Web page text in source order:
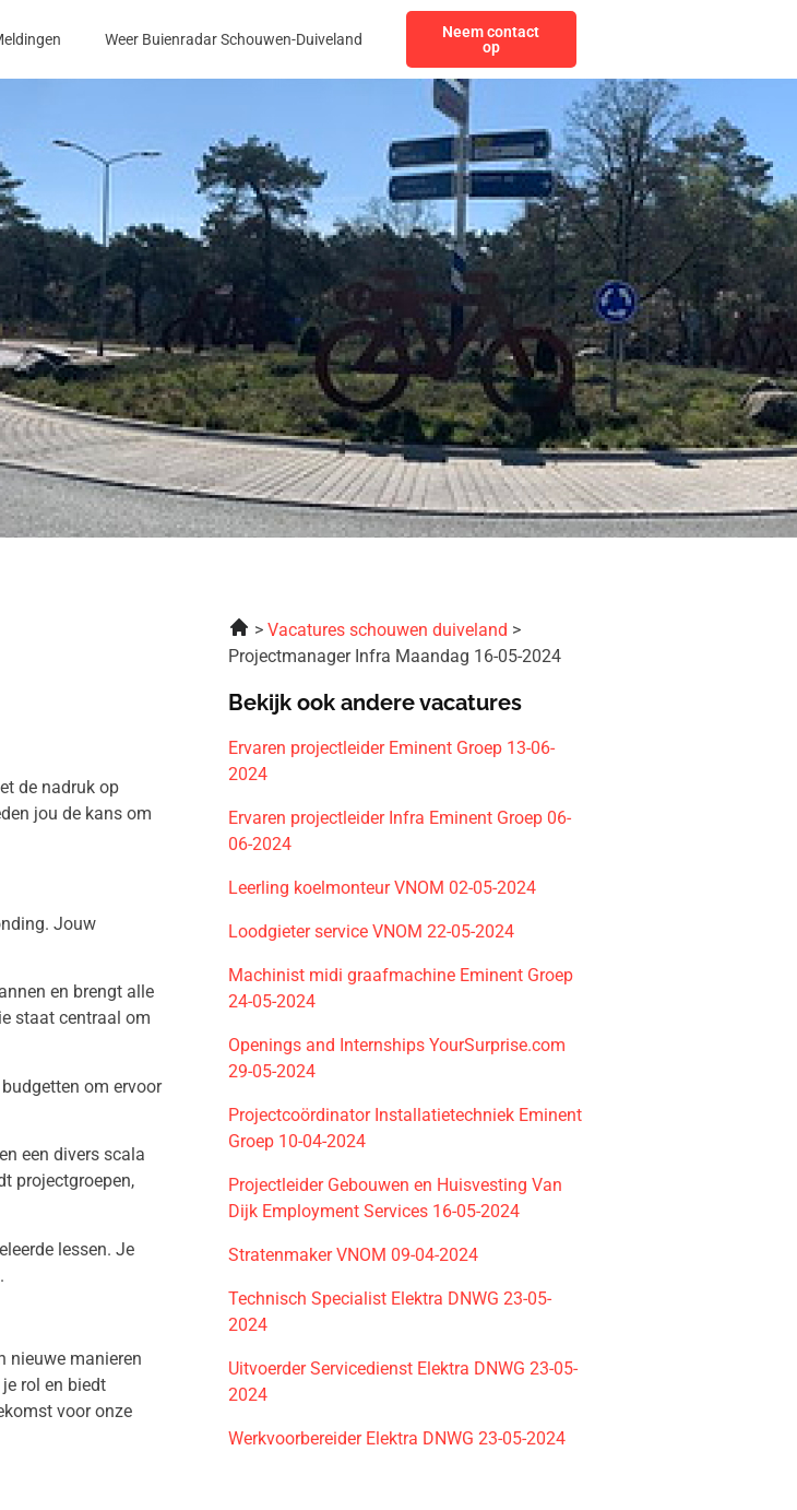
Weer Buienradar Schouwen-Duiveland
Neem contact
op
de nadruk op
jou de kans om
Jouw
en brengt alle
staat centraal om
om ervoor
een divers scala
projectgroepen,
lessen. Je
nieuwe manieren
rol en biedt
voor onze
Vacatures schouwen duiveland
Projectmanager Infra Maandag 16-05-2024
Bekijk ook andere vacatures
Ervaren projectleider Eminent Groep 13-06-
2024
Ervaren projectleider Infra Eminent Groep 06-
06-2024
Leerling koelmonteur VNOM 02-05-2024
Loodgieter service VNOM 22-05-2024
Machinist midi graafmachine Eminent Groep
24-05-2024
Openings and Internships YourSurprise.com
29-05-2024
Projectcoördinator Installatietechniek Eminent
Groep 10-04-2024
Projectleider Gebouwen en Huisvesting Van
Dijk Employment Services 16-05-2024
Stratenmaker VNOM 09-04-2024
Technisch Specialist Elektra DNWG 23-05-
2024
Uitvoerder Servicedienst Elektra DNWG 23-05-
2024
Werkvoorbereider Elektra DNWG 23-05-2024